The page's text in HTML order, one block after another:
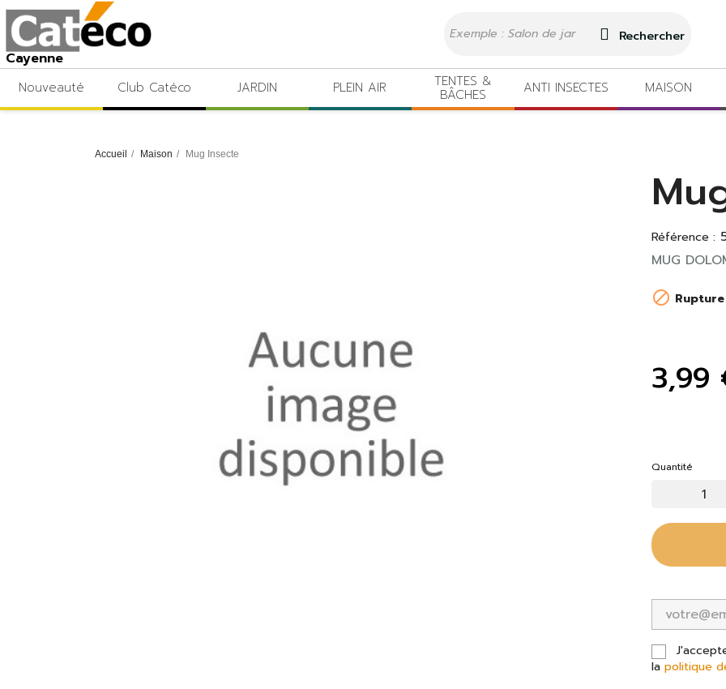
Cayenne
Rechercher
Nouveauté Club Catéco JARDIN PLEIN AIR TENTES &
BÂCHES ANTI INSECTES MAISON
Accueil Maison Mug Insecte
Référence :
MUG

3,99
Quantité
lapolitique